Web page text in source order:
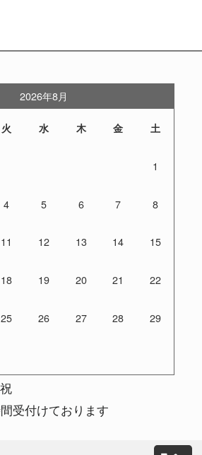
2026年8月
火 水 木 金 土
1
4 5 6 7 8
11 12 13 14 15
18 19 20 21 22
25 26 27 28 29
受付けております